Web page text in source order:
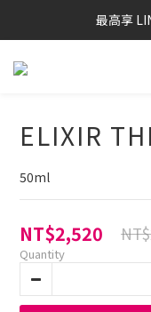
最高享
ELIXIR
50ml
NT$2,520
Quantity